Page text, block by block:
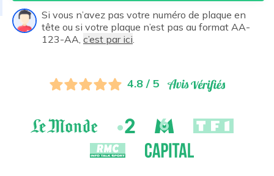
Si vous n’avez pas votre numéro de plaque en
tête ou si votre plaque n’est pas au format AA-
123-AA, c’est par ici
4.8 / 5